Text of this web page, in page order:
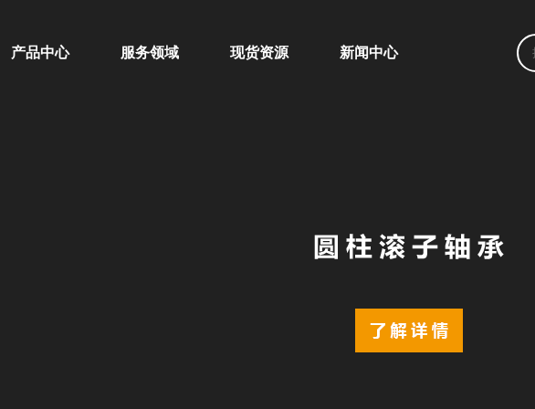
产品中心 服务领域 现货资源 新闻中心